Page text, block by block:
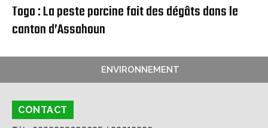
Togo : La peste porcine fait des dégâts dans le
canton d’Assahoun
ENVIRONNEMENT
CONTACT